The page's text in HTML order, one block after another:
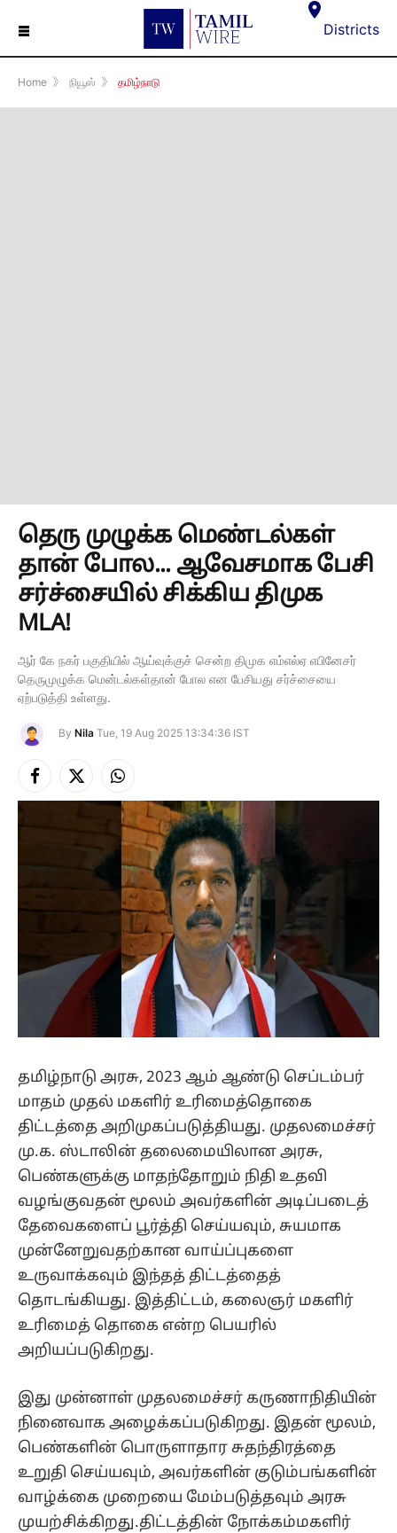
☰ Districts
Home 》 நியூஸ் 》 தமிழ்நாடு
தெரு முழுக்க மெண்டல்கள்
தான் போல... ஆவேசமாக பேசி
சர்ச்சையில் சிக்கிய திமுக
MLA!
ஆர் கே நகர் பகுதியில் ஆய்வுக்குச் சென்ற திமுக எம்எல்ஏ எபினேசர்
தெருமுழுக்க மென்டல்கள்தான் போல என பேசியது சர்ச்சையை
ஏற்படுத்தி உள்ளது.
By Nila Tue, 19 Aug 2025 13:34:36 IST
Facebook
X
(Twitter)
Instagram
தமிழ்நாடு அரசு, 2023 ஆம் ஆண்டு செப்டம்பர்
மாதம் முதல் மகளிர் உரிமைத்தொகை
திட்டத்தை அறிமுகப்படுத்தியது. முதலமைச்சர்
மு.க. ஸ்டாலின் தலைமையிலான அரசு,
பெண்களுக்கு மாதந்தோறும் நிதி உதவி
வழங்குவதன் மூலம் அவர்களின் அடிப்படைத்
தேவைகளைப் பூர்த்தி செய்யவும், சுயமாக
முன்னேறுவதற்கான வாய்ப்புகளை
உருவாக்கவும் இந்தத் திட்டத்தைத்
தொடங்கியது. இத்திட்டம், கலைஞர் மகளிர்
உரிமைத் தொகை என்ற பெயரில்
அறியப்படுகிறது.
இது முன்னாள் முதலமைச்சர் கருணாநிதியின்
நினைவாக அழைக்கப்படுகிறது. இதன் மூலம்,
பெண்களின் பொருளாதார சுதந்திரத்தை
உறுதி செய்யவும், அவர்களின் குடும்பங்களின்
வாழ்க்கை முறையை மேம்படுத்தவும் அரசு
முயற்சிக்கிறது.திட்டத்தின் நோக்கம்மகளிர்